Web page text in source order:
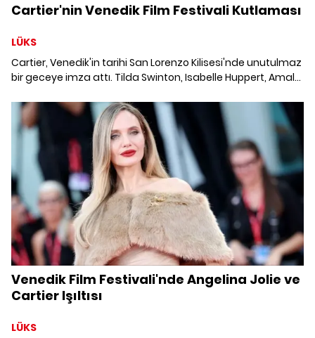
Cartier'nin Venedik Film Festivali Kutlaması
LÜKS
Cartier, Venedik'in tarihi San Lorenzo Kilisesi'nde unutulmaz
bir geceye imza attı. Tilda Swinton, Isabelle Huppert, Amal
ithafen düzenlenen akşamda, İtalyan sinemasının ve
müziğinin ihtişamı kutlandı.
Venedik Film Festivali'nde Angelina Jolie ve
Cartier Işıltısı
LÜKS